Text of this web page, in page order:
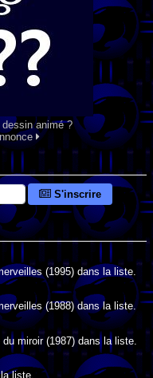
animé ?
S'inscrire
(1995) dans la liste.
(1988) dans la liste.
miroir (1987) dans la liste.
liste.